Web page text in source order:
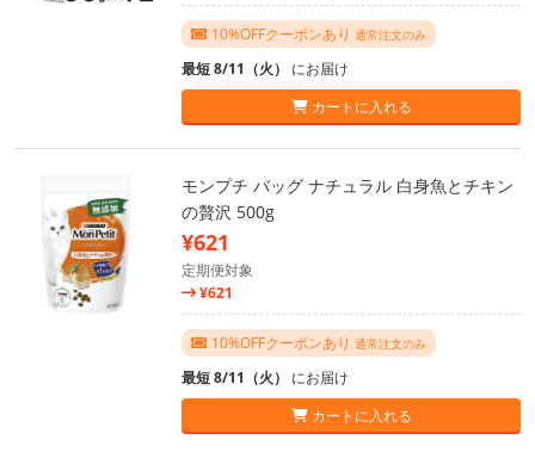
10%OFFクーポンあり 通常注文のみ
最短 8/11（火） にお届け
カートに入れる
モンプチ バッグ ナチュラル 白身魚とチキン
の贅沢 500g
¥621
定期便対象
¥621
10%OFFクーポンあり 通常注文のみ
最短 8/11（火） にお届け
カートに入れる